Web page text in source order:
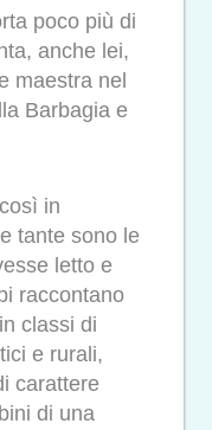
poco più di
anche lei,
maestra nel
Barbagia e
in
tante sono le
letto e
raccontano
classi di
e rurali,
carattere
di una